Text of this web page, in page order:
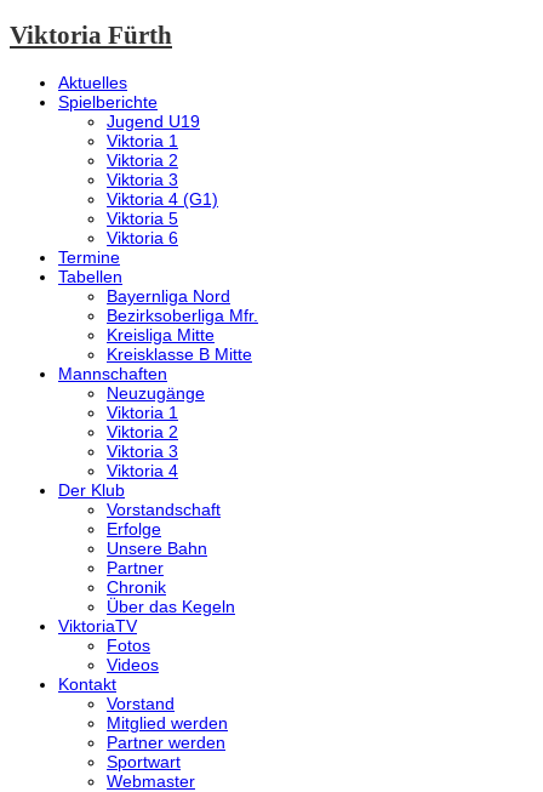
Viktoria Fürth
Aktuelles
Spielberichte
Jugend U19
Viktoria 1
Viktoria 2
Viktoria 3
Viktoria 4 (G1)
Viktoria 5
Viktoria 6
Termine
Tabellen
Bayernliga Nord
Bezirksoberliga Mfr.
Kreisliga Mitte
Kreisklasse B Mitte
Mannschaften
Neuzugänge
Viktoria 1
Viktoria 2
Viktoria 3
Viktoria 4
Der Klub
Vorstandschaft
Erfolge
Unsere Bahn
Partner
Chronik
Über das Kegeln
ViktoriaTV
Fotos
Videos
Kontakt
Vorstand
Mitglied werden
Partner werden
Sportwart
Webmaster